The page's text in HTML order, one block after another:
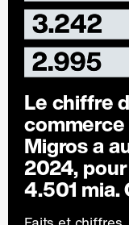
Le chiffre
Migros a
2024,
4.501 mia.